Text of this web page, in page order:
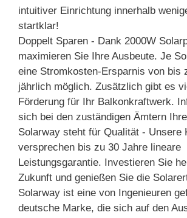
intuitiver Einrichtung innerhalb
startklar!
Doppelt Sparen - Dank 2000W
maximieren Sie Ihre Ausbeute. Je
eine Stromkosten-Ersparnis von bis
jährlich möglich. Zusätzlich gibt es
Förderung für Ihr Balkonkraftwerk.
sich bei den zuständigen Ämtern
Solarway steht für Qualität - Unsere
versprechen bis zu 30 Jahre lineare
Leistungsgarantie. Investieren Sie
Zukunft und genießen Sie die
Solarway ist eine von Ingenieuren
deutsche Marke, die sich auf den